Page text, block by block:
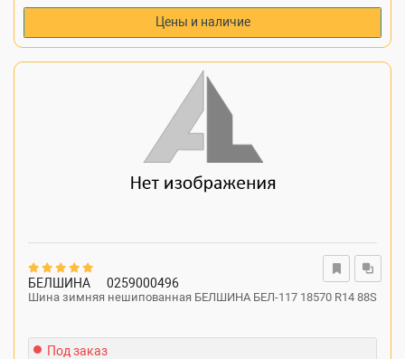
Цены и наличие
БЕЛШИНА 0259000496
Шина зимняя нешипованная БЕЛШИНА БЕЛ-117 18570 R14 88S
Под заказ